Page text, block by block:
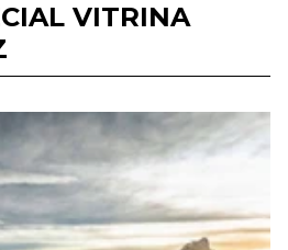
VITRINA